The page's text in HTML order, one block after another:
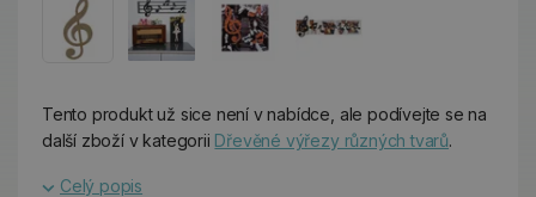
Tento produkt už sice není v nabídce, ale podívejte se na
další zboží v kategorii Dřevěné výřezy různých tvarů.
Celý popis